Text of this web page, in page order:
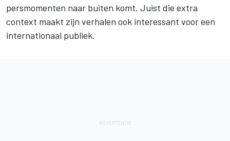
persmomenten naar buiten komt. Juist die extra
context maakt zijn verhalen ook interessant voor een
internationaal publiek.